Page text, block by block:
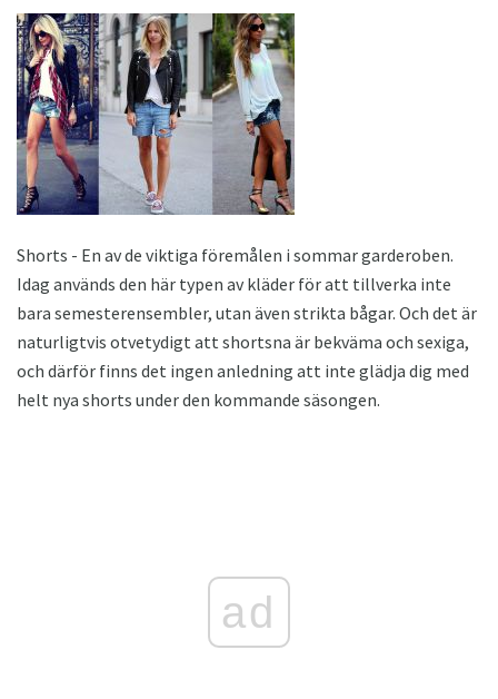
Shorts - En av de viktiga föremålen i sommar garderoben.
Idag används den här typen av kläder för att tillverka inte
bara semesterensembler, utan även strikta bågar. Och det är
naturligtvis otvetydigt att shortsna är bekväma och sexiga,
och därför finns det ingen anledning att inte glädja dig med
helt nya shorts under den kommande säsongen.
ad